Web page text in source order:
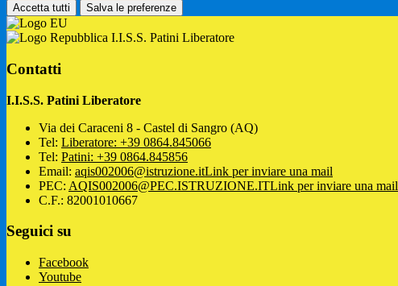
Accetta tutti Salva le preferenze
I.I.S.S. Patini Liberatore
Contatti
I.I.S.S. Patini Liberatore
Via dei Caraceni 8 - Castel di Sangro (AQ)
Tel: Liberatore: +39 0864.845066
Tel: Patini: +39 0864.845856
Email: aqis002006@istruzione.itLink per inviare una mail
PEC: AQIS002006@PEC.ISTRUZIONE.ITLink per inviare una mail
C.F.: 82001010667
Seguici su
Facebook
Youtube